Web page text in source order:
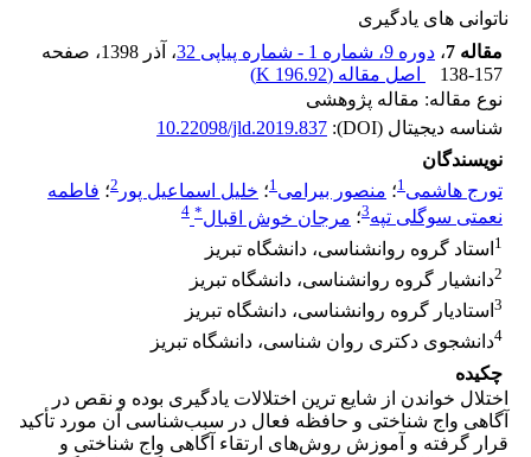
ناتوانی های یادگیری
مقاله 7
، دوره 9، شماره 1 - شماره پیاپی 32 ، آذر 1398
، صفحه
138-157
اصل مقاله (196.92 K
)
نوع مقاله: مقاله پژوهشی
شناسه دیجیتال (DOI):
10.22098/jld.2019.837
نویسندگان
تورج هاشمی1؛ منصور بیرامی1؛ خلیل اسماعیل پور 2؛ فاطمه
نعمتی سوگلی تپه3؛ مرجان خوش اقبال*
4
1 استاد گروه روانشناسی، دانشگاه تبریز
2دانشیار گروه روانشناسی، دانشگاه تبریز
3 استادیار گروه روانشناسی، دانشگاه تبریز
4دانشجوی دکتری روان شناسی، دانشگاه تبریز
چکیده
اختلال خواندن از شایع ترین اختلالات یادگیری بوده و نقص در
آگاهی واج شناختی و حافظه فعال در سبب‌شناسی آن مورد تأکید
قرار گرفته و آموزش روش‌های ارتقاء آگاهی واج شناختی و